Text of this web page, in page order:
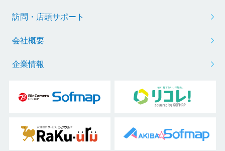
訪問・店頭サポート
会社概要
企業情報